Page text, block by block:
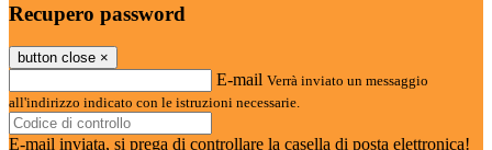
Recupero password
button close ×
E-mail Verrà inviato un messaggio
all'indirizzo indicato con le istruzioni necessarie.
E-mail inviata, si prega di controllare la casella di posta elettronica!